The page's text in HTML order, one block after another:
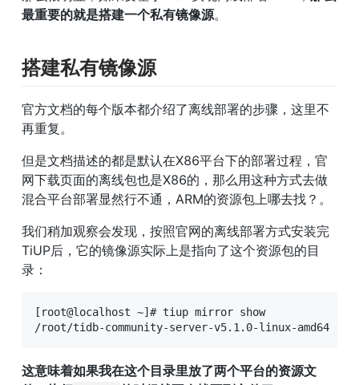
最重要的就是搭建一个私有镜像源。
搭建私有镜像源
官方文档的每个版本都介绍了离线部署的步骤，这里不
再重复。
但是文档描述的都是默认在X86平台下的部署过程，官
网下载页面的离线包也是X86的，那么用这种方式去做
混合平台部署显然行不通，ARM的资源包上哪去找？。
我们稍加观察会发现，按照官网的离线部署方式安装完
TiUP后，它的镜像源实际上是指向了这个资源包的目
录：
[root@localhost ~]# tiup mirror show
/root/tidb-community-server-v5.1.0-linux-amd64
这意味着如果我在这个目录里放了两个平台的资源文